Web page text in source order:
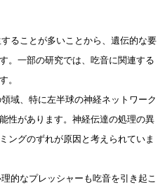
ることが多いことから、遺伝的な要
。一部の研究では、吃音に関連する
。
域、特に左半球の神経ネットワーク
性があります。神経伝達の処理の異
ングのずれが原因と考えられていま
的なプレッシャーも吃音を引き起こ